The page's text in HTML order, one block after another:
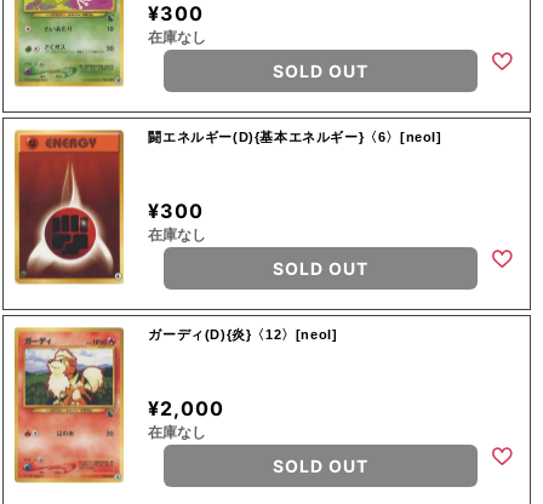
¥300
在庫なし
SOLD OUT
闘エネルギー(D){基本エネルギー}〈6〉[neoI]
¥300
在庫なし
SOLD OUT
ガーディ(D){炎}〈12〉[neoI]
¥2,000
在庫なし
SOLD OUT